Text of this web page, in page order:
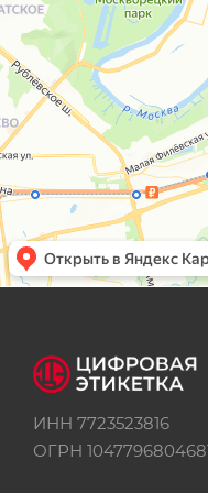
ИНН 7723523816
ОГРН